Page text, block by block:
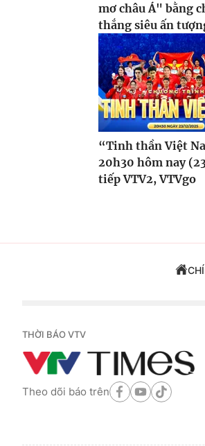
mơ châu Á" bằng
thắng siêu ấn
“Tinh thần Việt
20h30 hôm nay
tiếp VTV2, VTVgo
THỜI BÁO VTV
Theo dõi báo trên